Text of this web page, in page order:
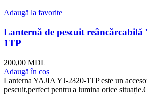
Adaugă la favorite
Lanternă de pescuit reâncărcabilă
1TP
200,00 MDL
Adaugă în coș
Lanterna YAJIA YJ-2820-1TP este un
pescuit,perfect pentru a lumina orice